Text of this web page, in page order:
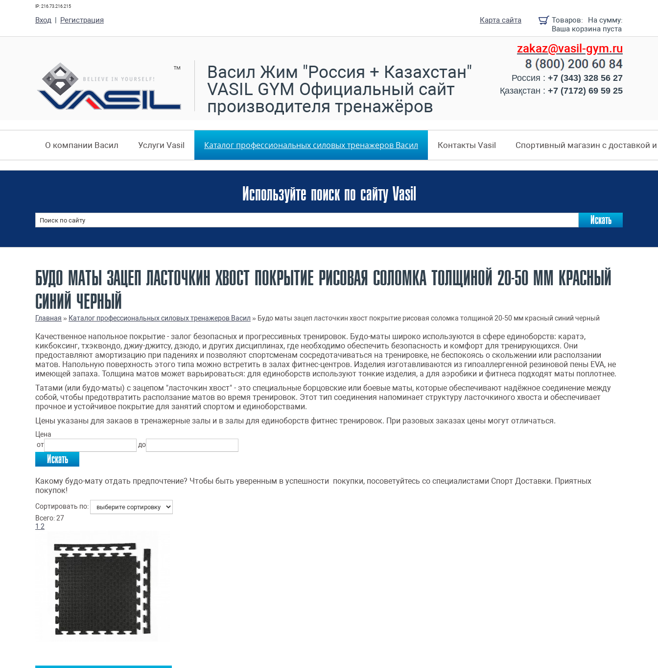
IP: 216.73.216.215
Товаров:
На сумму:
Ваша корзина пуста
Карта сайта
Вход | Регистрация
zakaz@vasil-gym.ru
Россия : +7 (343) 328 56 27
Қазақстан : +7 (7172) 69 59 25
Васил Жим "Россия + Казахстан"
VASIL GYM Официальный сайт
производителя тренажёров
О компании Васил Услуги Vasil Каталог профессиональных силовых тренажеров Васил Контакты Vasil Спортивный магазин с доставкой
Используйте поиск по сайту Vasil
БУДО МАТЫ ЗАЦЕП ЛАСТОЧКИН ХВОСТ ПОКРЫТИЕ РИСОВАЯ СОЛОМКА ТОЛЩИНОЙ 20-50 ММ КРАСНЫЙ
СИНИЙ ЧЕРНЫЙ
Главная » Каталог профессиональных силовых тренажеров Васил » Будо маты зацеп ласточкин хвост покрытие рисовая соломка толщиной 20-50 мм красный синий черный
Качественное напольное покрытие - залог безопасных и прогрессивных тренировок. Будо-маты широко используются в сфере единоборств: каратэ,
кикбоксинг, тхэквондо, джиу-джитсу, дзюдо, и других дисциплинах, где необходимо обеспечить безопасность и комфорт для тренирующихся. Они
предоставляют амортизацию при падениях и позволяют спортсменам сосредотачиваться на тренировке, не беспокоясь о скольжении или расползании
матов. Напольную поверхность этого типа можно встретить в залах фитнес-центров. Изделия изготавливаются из гипоаллергенной резиновой пены EVA, не
имеющей запаха. Толщина матов может варьироваться: для единоборств используют тонкие изделия, а для аэробики и фитнеса подходят маты поплотнее.
Татами (или будо-маты) с зацепом "ласточкин хвост" - это специальные борцовские или боевые маты, которые обеспечивают надёжное соединение между
собой, чтобы предотвратить расползание матов во время тренировок. Этот тип соединения напоминает структуру ласточкиного хвоста и обеспечивает
прочное и устойчивое покрытие для занятий спортом и единоборствами.
Цены указаны для закаов в тренажерные залы и в залы для единоборств фитнес тренировок. При разовых заказах цены могут отличаться.
Цена
от
до
Какому будо-мату отдать предпочтение? Чтобы быть уверенным в успешности покупки, посоветуйтесь со специалистами Спорт Доставки. Приятных
покупок!
Сортировать по:
Всего: 27
1 2